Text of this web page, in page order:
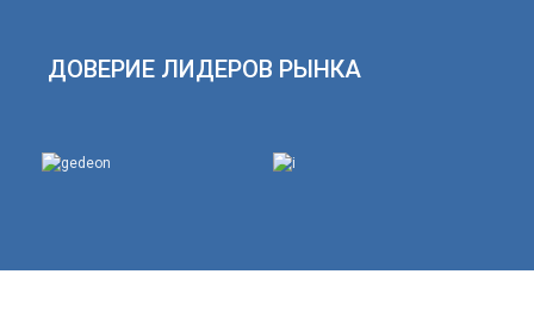
ДОВЕРИЕ ЛИДЕРОВ РЫНКА